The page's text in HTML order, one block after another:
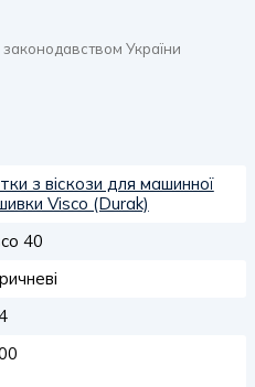
України
з віскози для машинної
Visco (Durak)
40